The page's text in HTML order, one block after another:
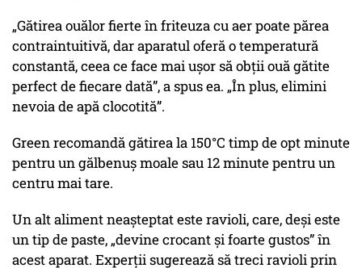
„Gătirea ouălor fierte în friteuza cu aer poate părea
contraintuitivă, dar aparatul oferă o temperatură
constantă, ceea ce face mai ușor să obții ouă gătite
perfect de fiecare dată”, a spus ea. „În plus, elimini
nevoia de apă clocotită”.
Green recomandă gătirea la 150°C timp de opt minute
pentru un gălbenuș moale sau 12 minute pentru un
centru mai tare.
Un alt aliment neașteptat este ravioli, care, deși este
un tip de paste, „devine crocant și foarte gustos”în
acest aparat. Experții sugerează să treci ravioli prin